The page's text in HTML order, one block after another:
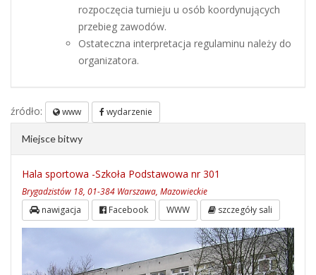
rozpoczęcia turnieju u osób koordynujących
przebieg zawodów.
Ostateczna interpretacja regulaminu należy do
organizatora.
źródło: www wydarzenie
Miejsce bitwy
Hala sportowa -Szkoła Podstawowa nr 301
Brygadzistów 18, 01-384 Warszawa, Mazowieckie
nawigacja Facebook WWW szczegóły sali